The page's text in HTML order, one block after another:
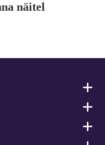
näitel